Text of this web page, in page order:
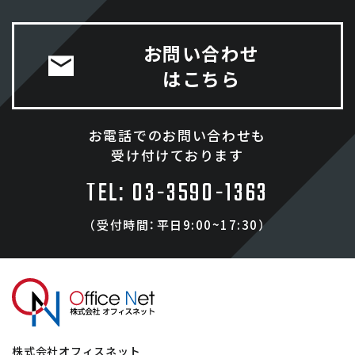
お問い合わせ
はこちら
お電話でのお問い合わせも
受け付けております
TEL: 03-3590-1363
（受付時間：平日9:00~17:30）
株式会社オフィスネット